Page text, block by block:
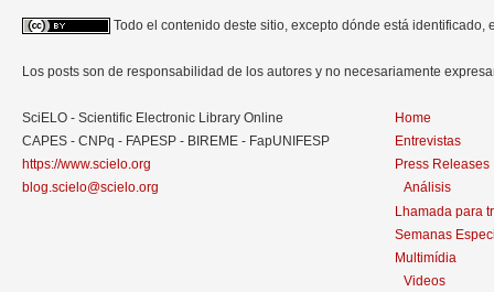
Todo el contenido deste sitio, excepto dónde está identificado,
Los posts son de responsabilidad de los autores y no necesariamente
SciELO - Scientific Electronic Library Online
CAPES - CNPq - FAPESP - BIREME - FapUNIFESP
https://www.scielo.org
blog.scielo@scielo.org
Home
Entrevistas
Press Releases
Análisis
Lhamada para
Semanas
Multimídia
Videos